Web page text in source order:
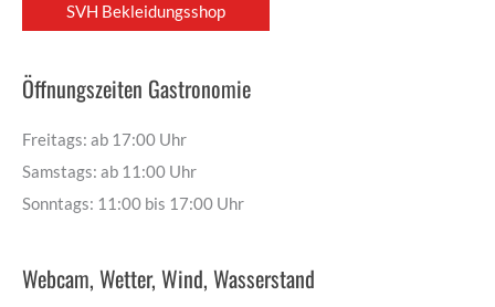
SVH Bekleidungsshop
Öffnungszeiten Gastronomie
Freitags: ab 17:00 Uhr
Samstags: ab 11:00 Uhr
Sonntags: 11:00 bis 17:00 Uhr
Webcam, Wetter, Wind, Wasserstand